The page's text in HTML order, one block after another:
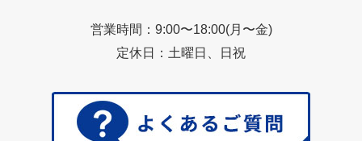
営業時間：9:00〜18:00(月〜金)
定休日：土曜日、日祝